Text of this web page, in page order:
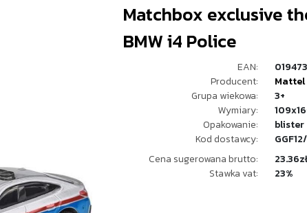
Matchbox exclusive
BMW i4 Police
EAN:
Producent:
Mattel
Grupa wiekowa:
3+
Wymiary:
Opakowanie:
blister
Kod dostawcy:
Cena sugerowana brutto:
23.36zł
Stawka vat:
23%